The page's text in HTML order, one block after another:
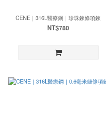
CENE｜316L醫療鋼｜珍珠鍊條項鍊
NT$780